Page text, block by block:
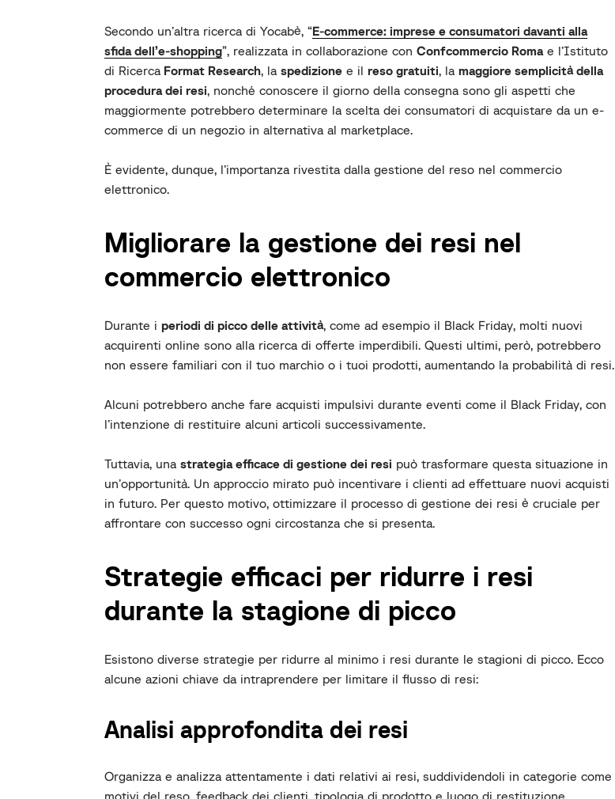
Secondo un’altra ricerca di Yocabè, “E-commerce: imprese e consumatori davanti alla
sfida dell’e-shopping”, realizzata in collaborazione con Confcommercio Romae l’Istituto
di Ricerca Format Research, la spedizione e il reso gratuiti, la maggiore semplicità della
procedura dei resi, nonché conoscere il giorno della consegna sono gli aspetti che
maggiormente potrebbero determinare la scelta dei consumatori di acquistare da un e-
commerce di un negozio in alternativa al marketplace.
È evidente, dunque, l’importanza rivestita dalla gestione del reso nel commercio
elettronico.
Migliorare la gestione dei resi nel
commercio elettronico
Durante i periodi di picco delle attività, come ad esempio il Black Friday, molti nuovi
acquirenti online sono alla ricerca di offerte imperdibili. Questi ultimi, però, potrebbero
non essere familiari con il tuo marchio o i tuoi prodotti, aumentando la probabilità di resi.
Alcuni potrebbero anche fare acquisti impulsivi durante eventi come il Black Friday, con
l’intenzione di restituire alcuni articoli successivamente.
Tuttavia, una strategia efficace di gestione dei resi può trasformare questa situazione in
un’opportunità. Un approccio mirato può incentivare i clienti ad effettuare nuovi acquisti
in futuro. Per questo motivo, ottimizzare il processo di gestione dei resi è cruciale per
affrontare con successo ogni circostanza che si presenta.
Strategie efficaci per ridurre i resi
durante la stagione di picco
Esistono diverse strategie per ridurre al minimo i resi durante le stagioni di picco. Ecco
alcune azioni chiave da intraprendere per limitare il flusso di resi:
Analisi approfondita dei resi
Organizza e analizza attentamente i dati relativi ai resi, suddividendoli in categorie come
motivi del reso, feedback dei clienti, tipologia di prodotto e luogo di restituzione.